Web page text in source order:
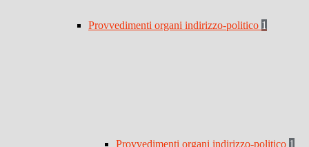
Provvedimenti organi indirizzo-politico 1
Provvedimenti organi indirizzo-politico 1